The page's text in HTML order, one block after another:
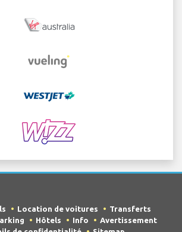
Location de voitures
Transferts
Hôtels Info
Avertissement